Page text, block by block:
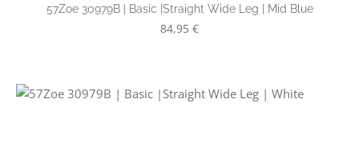
57Zoe 30979B | Basic |Straight Wide Leg | Mid Blue
Regulärer Preis:
84,95 €